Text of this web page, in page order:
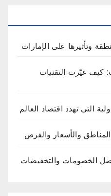
وتأثيرها على الإمارات
كيف غيّرت التقنيات
التي تهدد اقتصاد العالم